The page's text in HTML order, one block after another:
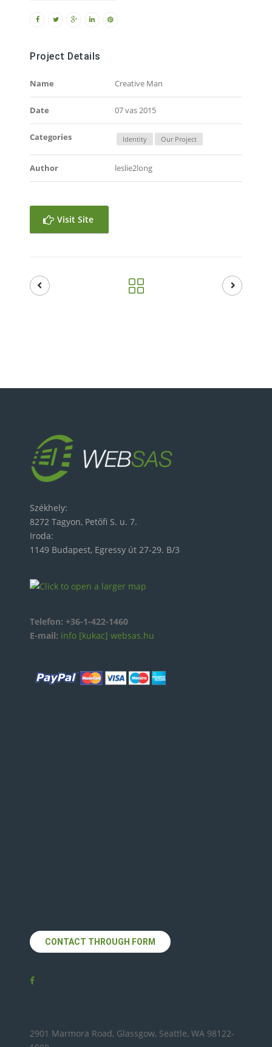
Project Details
Name Creative Man
Date 07 vas 2015
Categories Identity Our Project
Author leslie2long
Visit Site
Székhely:
8272 Tagyon, Petőfi S. u. 7.
Iroda:
1149 Budapest, Egressy út 27-29. B/3
Telefon: +36-1-422-1460
E-mail: info [kukac] websas.hu
CONTACT THROUGH FORM
2901 Marmora Road, Glassgow, Seattle, WA 98122-